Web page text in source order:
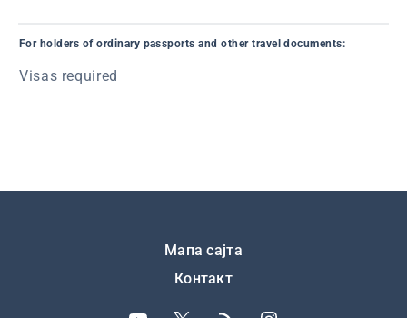
For holders of ordinary passports and other travel documents:
Visas required
Мапа сајта
Контакт